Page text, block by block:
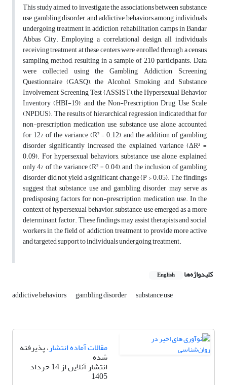
This study aimed to investigate the associations between substance
use, gambling disorder, and addictive behaviors among individuals
undergoing treatment in addiction rehabilitation camps in Bandar
Abbas City. Employing a correlational design, all individuals
receiving treatment at these centers were enrolled through a census
sampling method, resulting in a sample of 210 participants. Data
were collected using the Gambling Addiction Screening
Questionnaire (GASQ), the Alcohol, Smoking and Substance
Involvement Screening Test (ASSIST), the Hypersexual Behavior
Inventory (HBI-19), and the Non-Prescription Drug Use Scale
(NPDUS). The results of hierarchical regression indicated that for
non-prescription medication use, substance use alone accounted
for 12% of the variance (R² = 0.12), and the addition of gambling
disorder significantly increased the explained variance (ΔR² =
0.09). For hypersexual behaviors, substance use alone explained
only 4% of the variance (R² = 0.04), and the inclusion of gambling
disorder did not yield a significant change (P > 0.05). The findings
suggest that substance use and gambling disorder may serve as
predisposing factors for non-prescription medication use. In the
context of hypersexual behavior, substance use emerged as a more
determinant factor. These findings may assist therapists and social
workers in the field of addiction treatment to provide more active
and targeted support to individuals undergoing treatment.
کلیدواژه‌ها English
addictive behaviors gambling disorder substance use
مقالات آماده انتشار، پذیرفته
شده
انتشار آنلاین از 14 خرداد
1405